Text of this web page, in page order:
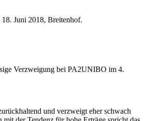
Juni 2018, Breitenhof.
Verzweigung bei PA2UNIBO im 4.
und verzweigt eher schwach